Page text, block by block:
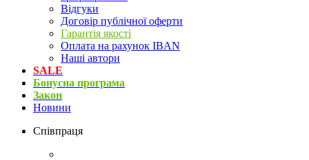
Відгуки
Договір публічної оферти
Гарантія якості
Оплата на рахунок IBAN
Наші автори
SALE
Бонусна програма
Закон
Новини
Співпраця